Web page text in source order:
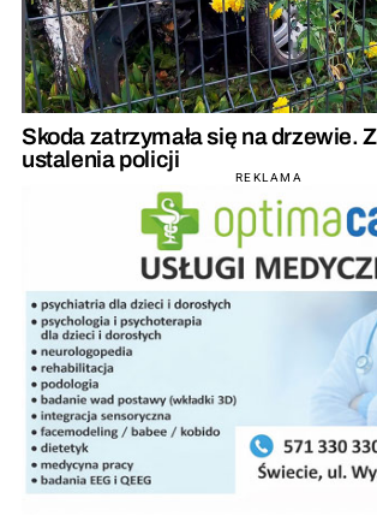
Skoda zatrzymała się na drzewie.
ustalenia policji
REKLAMA